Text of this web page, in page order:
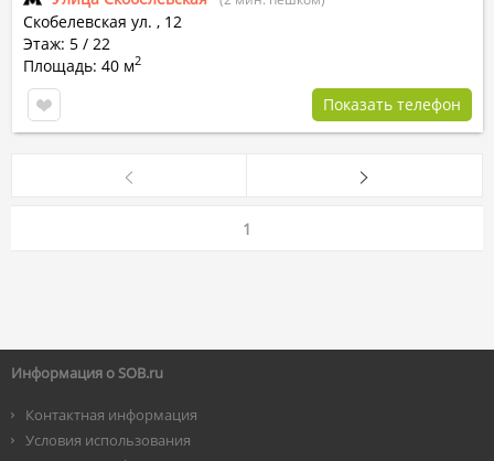
Скобелевская ул. , 12
Этаж: 5 / 22
Площадь: 40 м2
Показать телефон
1
Информация о SOB.ru
Контактная информация
Условия использования